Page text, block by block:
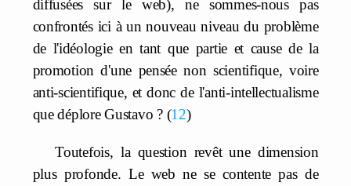
diffusées sur le web), ne sommes-nous pas
confrontés ici à un nouveau niveau du problème
de l'idéologie en tant que partie et cause de la
promotion d'une pensée non scientifique, voire
anti-scientifique, et donc de l'anti-intellectualisme
que déplore Gustavo ? 12
Toutefois, la question revêt une dimension
plus profonde. Le web ne se contente pas de